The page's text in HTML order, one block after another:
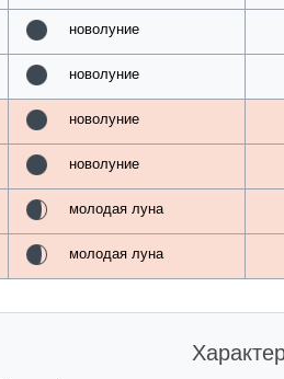
новолуние
новолуние
новолуние
новолуние
молодая луна
молодая луна